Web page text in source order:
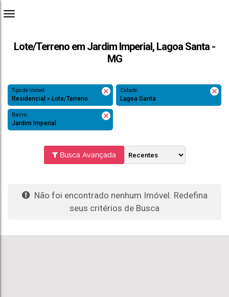
Lote/Terreno em Jardim Imperial, Lagoa Santa -
MG
Tipo de Imóvel:
Residencial » Lote/Terreno
Cidade:
Lagoa Santa
Bairro:
Jardim Imperial
Busca Avançada
Não foi encontrado nenhum Imóvel. Redefina
seus critérios de Busca